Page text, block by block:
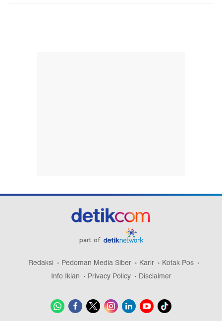
part of
Redaksi Pedoman Media Siber Karir
Kotak Pos
Info Iklan
Privacy Policy Disclaimer